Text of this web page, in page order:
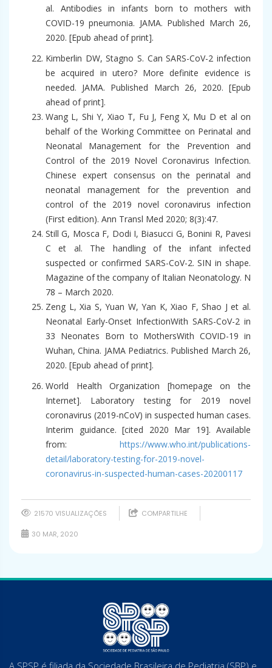
al. Antibodies in infants born to mothers with
COVID-19 pneumonia. JAMA. Published March 26,
2020. [Epub ahead of print].
Kimberlin DW, Stagno S. Can SARS-CoV-2 infection
be acquired in utero? More definite evidence is
needed. JAMA. Published March 26, 2020. [Epub
ahead of print].
Wang L, Shi Y, Xiao T, Fu J, Feng X, Mu D et al on
behalf of the Working Committee on Perinatal and
Neonatal Management for the Prevention and
Control of the 2019 Novel Coronavirus Infection.
Chinese expert consensus on the perinatal and
neonatal management for the prevention and
control of the 2019 novel coronavirus infection
(First edition). Ann Transl Med 2020; 8(3):47.
Still G, Mosca F, Dodi I, Biasucci G, Bonini R, Pavesi
C et al. The handling of the infant infected
suspected or confirmed SARS-CoV-2. SIN in shape.
Magazine of the company of Italian Neonatology. N
78 – March 2020.
Zeng L, Xia S, Yuan W, Yan K, Xiao F, Shao J et al.
Neonatal Early-Onset InfectionWith SARS-CoV-2 in
33 Neonates Born to MothersWith COVID-19 in
Wuhan, China. JAMA Pediatrics. Published March 26,
2020. [Epub ahead of print].
World Health Organization [homepage on the
Internet]. Laboratory testing for 2019 novel
coronavirus (2019-nCoV) in suspected human cases.
Interim guidance. [cited 2020 Mar 19]. Available
from: https://www.who.int/publications-
detail/laboratory-testing-for-2019-novel-
coronavirus-in-suspected-human-cases-20200117
21570 VISUALIZAÇÕES COMPARTILHE
30 MAR, 2020